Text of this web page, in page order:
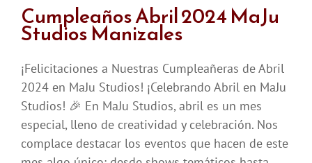
Cumpleaños Abril 2024 MaJu
Studios Manizales
¡Felicitaciones a Nuestras Cumpleañeras de Abril
2024 en MaJu Studios! ¡Celebrando Abril en MaJu
Studios! 🎉 En MaJu Studios, abril es un mes
especial, lleno de creatividad y celebración. Nos
complace destacar los eventos que hacen de este